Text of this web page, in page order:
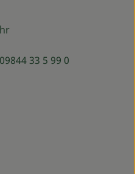
33 5 99 0